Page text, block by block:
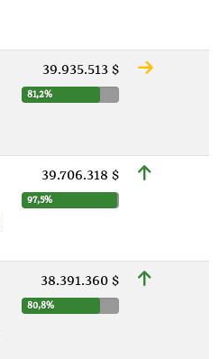
39.935.513 $
81,2%
39.706.318 $
97,5%
38.391.360 $
80,8%